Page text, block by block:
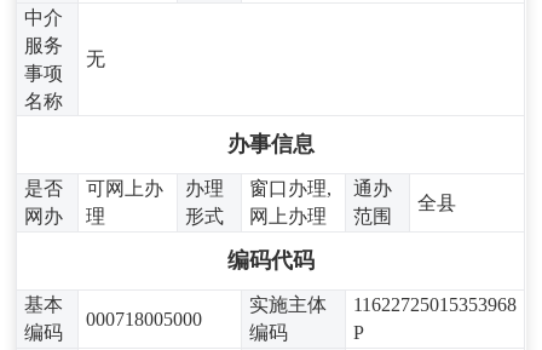
中介
服务
事项
名称
无
办事信息
是否
网办
可网上办
理
办理
形式
窗口办理,
网上办理
通办
范围
全县
编码代码
基本
编码
000718005000
实施主体
编码
11622725015353968
P